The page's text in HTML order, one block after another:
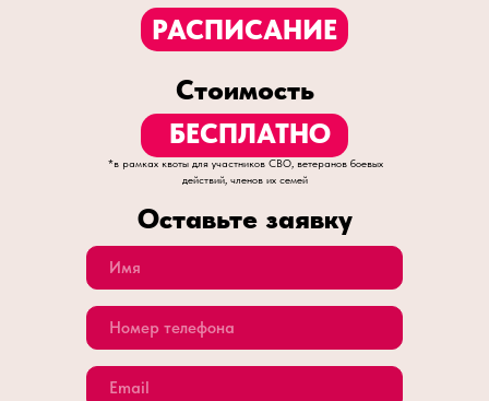
БЕСПЛАТНО
Оставьте заявку
Стоимость
*в рамках квоты для участников СВО, ветеранов боевых
действий, членов их семей
РАСПИСАНИЕ